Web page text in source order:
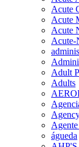
Acute
Acute
Acute
Acute-
Adult
Adults
águeda